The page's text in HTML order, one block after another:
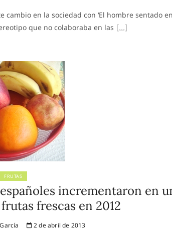
cambio en la sociedad con ‘El hombre sentado
que no colaboraba en las
FRUTAS
incrementaron en
frescas en 2012
2 de abril de 2013